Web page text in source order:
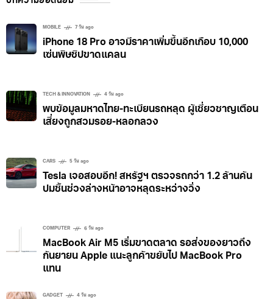
MOBILE 7 วัน ago
iPhone 18 Pro อาจมีราคาเพิ่มขึ้นอีกเกือบ 10,000
เซ่นพิษชิปขาดแคลน
TECH & INNOVATION 4 วัน ago
พบข้อมูลมหาดไทย-ทะเบียนรถหลุด ผู้เชี่ยวชาญเตือน
เสี่ยงถูกสวมรอย-หลอกลวง
CARS 5 วัน ago
Tesla เจอสอบอีก! สหรัฐฯ ตรวจรถกว่า 1.2 ล้านคัน
ปมชิ้นช่วงล่างหน้าอาจหลุดระหว่างวิ่ง
COMPUTER 6 วัน ago
MacBook Air M5 เริ่มขาดตลาด รอส่งของยาวถึง
กันยายน Apple แนะลูกค้าขยับไป MacBook Pro
แทน
GADGET 4 วัน ago